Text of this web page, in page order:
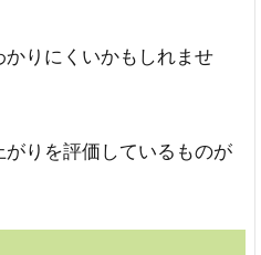
かりにくいかもしれませ
がりを評価しているものが